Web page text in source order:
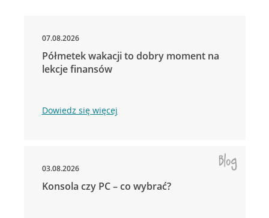
07.08.2026
Półmetek wakacji to dobry moment na
lekcje finansów
Dowiedz się więcej
03.08.2026
Konsola czy PC – co wybrać?